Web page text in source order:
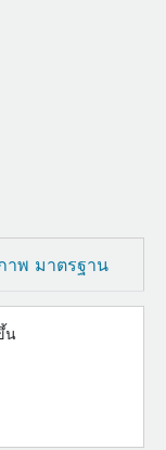
าพ มาตรฐาน
น